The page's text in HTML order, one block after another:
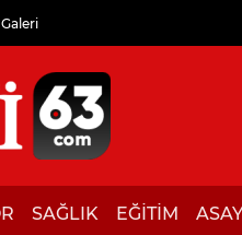
SAĞLIK EĞİTİM